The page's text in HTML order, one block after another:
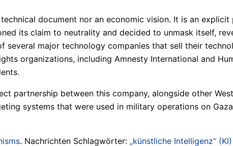
document nor an economic vision. It is an
its claim to neutrality and decided to unmask itself,
major technology companies that sell their
organizations, including Amnesty International and
partnership between this company, alongside other
systems that were used in military operations on
. Nachrichten Schlagwörter: „künstliche Intelligenz“